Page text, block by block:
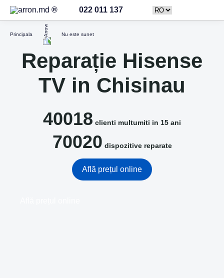
022 011 137
Principala Nu este sunet
Reparație Hisense
TV in Chisinau
40018 clienti multumiti in 15 ani
70020 dispozitive reparate
Află prețul online